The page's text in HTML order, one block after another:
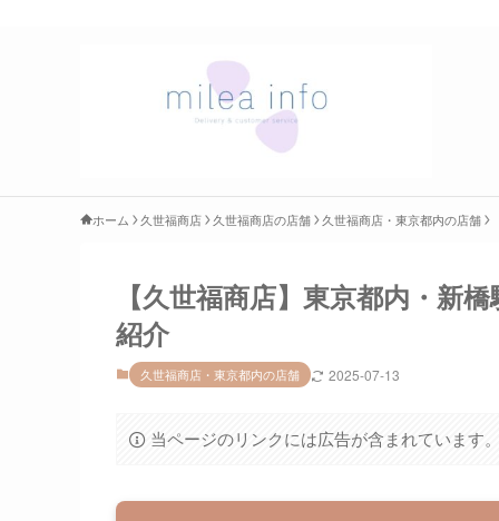
ホーム 久世福商店 久世福商店の店舗 久世福商店・東京都内の店舗
【久世福商店】東京都内・新
紹介
久世福商店・東京都内の店舗 2025-07-13
当ページのリンクには広告が含まれています